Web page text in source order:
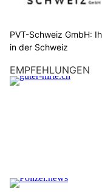
PVT-Schweiz GmbH:
in der Schweiz
EMPFEHLUNGEN